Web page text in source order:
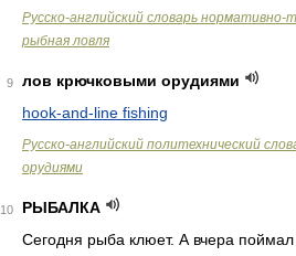
Русско-английский словарь
рыбная ловля
9
лов крючковыми орудиями
hook-and-line fishing
Русско-английский политехнический
орудиями
10
РЫБАЛКА
Сегодня рыба клюет. А вчера